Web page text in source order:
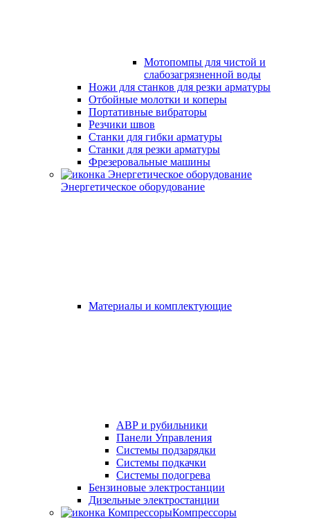
Мотопомпы для чистой и
слабозагрязненной воды
Ножи для станков для резки арматуры
Отбойные молотки и коперы
Портативные вибраторы
Резчики швов
Станки для гибки арматуры
Станки для резки арматуры
Фрезеровальные машины
Энергетическое оборудование
Материалы и комплектующие
АВР и рубильники
Панели Управления
Системы подзарядки
Системы подкачки
Системы подогрева
Бензиновые электростанции
Дизельные электростанции
Компрессоры